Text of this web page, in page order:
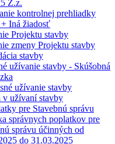
Z.z.
kontrolnej prehliadky
Iná žiadosť
Projektu stavby
zmeny Projektu stavby
stavby
užívanie stavby - Skúšobná
užívanie stavby
v užívaní stavby
pre Stavebnú správu
správnych poplatkov pre
správu účinných od
do 31.03.2025